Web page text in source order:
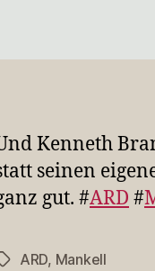
Kenneth
seinen
gut. #ARD #
ARD, Mankell